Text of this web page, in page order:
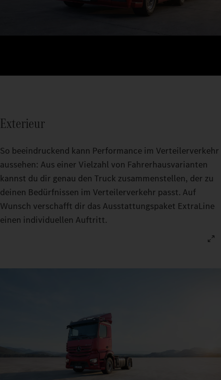
Exterieur
So beeindruckend kann Performance im Verteilerverkehr
aussehen: Aus einer Vielzahl von Fahrerhausvarianten
kannst du dir genau den Truck zusammenstellen, der zu
deinen Bedürfnissen im Verteilerverkehr passt. Auf
Wunsch verschafft dir das Ausstattungspaket ExtraLine
einen individuellen Auftritt.